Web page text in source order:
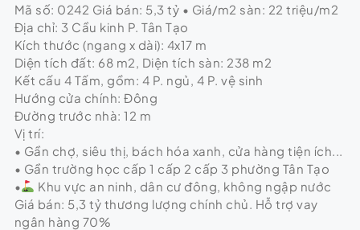
Mã số: 0242 Giá bán: 5,3 tỷ • Giá/m2 sàn: 22 triệu/m2
Địa chỉ: 3 Cầu kinh P. Tân Tạo
Kích thước (ngang x dài): 4x17 m
Diện tích đất: 68 m2, Diện tích sàn: 238 m2
Kết cấu 4 Tấm, gồm: 4 P. ngủ, 4 P. vệ sinh
Hướng cửa chính: Đông
Đường trước nhà: 12 m
Vị trí:
• Gần chợ, siêu thị, bách hóa xanh, cửa hàng tiện ích...
• Gần trường học cấp 1 cấp 2 cấp 3 phường Tân Tạo
•
Khu vực an ninh, dân cư đông, không ngập nước
Giá bán: 5,3 tỷ thương lượng chính chủ. Hỗ trợ vay
ngân hàng 70%